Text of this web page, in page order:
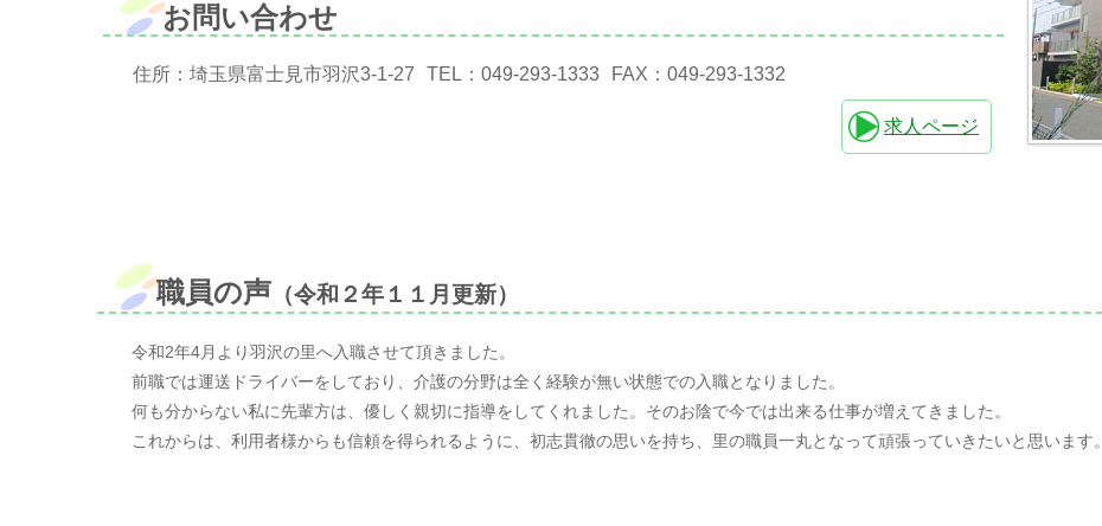
お問い合わせ
住所：埼玉県富士見市羽沢3-1-27 TEL： 049-293-1333 FAX：049-293-1332
求人ページ
職員の声 （令和２年１１月更新）
令和2年4月より羽沢の里へ入職させて頂きました。
前職では運送ドライバーをしており、介護の分野は全く経験が無い状態での入職となりました。
何も分からない私に先輩方は、優しく親切に指導をしてくれました。そのお陰で今では出来る仕事が増えてきました。
これからは、利用者様からも信頼を得られるように、初志貫徹の思いを持ち、里の職員一丸となって頑張っていきたいと思います。